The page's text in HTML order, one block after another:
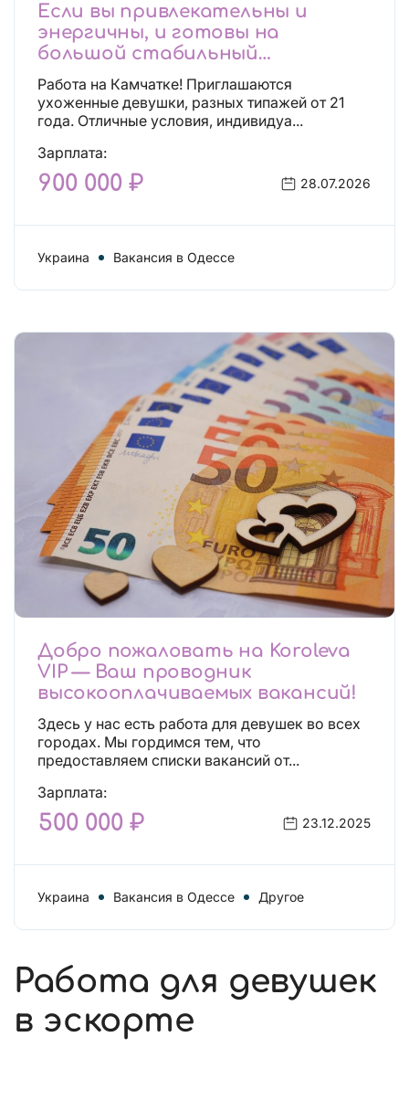
Если вы привлекательны и
энергичны, и готовы на
большой стабильный
заработок, тогда вы уже нашли,
что искали!
Работа на Камчатке! Приглашаются
ухоженные девушки, разных типажей от 21
года. Отличные условия, индивидуа...
Зарплата:
900 000 ₽ 28.07.2026
Украина Вакансия в Одессе
Добро пожаловать на Koroleva
VIP — Ваш проводник
высокооплачиваемых вакансий!
Здесь у нас есть работа для девушек во всех
городах. Мы гордимся тем, что
предоставляем списки вакансий от...
Зарплата:
500 000 ₽ 23.12.2025
Украина Вакансия в Одессе Другое
Работа для девушек
в эскорте